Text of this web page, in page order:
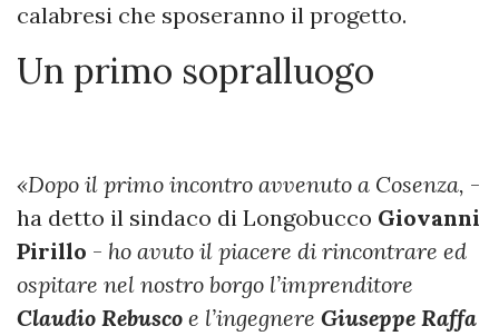
calabresi che sposeranno il progetto.
Un primo sopralluogo
«Dopo il primo incontro avvenuto a Cosenza, -
ha detto il sindaco di Longobucco Giovanni
Pirillo - ho avuto il piacere di rincontrare ed
ospitare nel nostro borgo l’imprenditore
Claudio Rebusco e l’ingegnere Giuseppe Raffa